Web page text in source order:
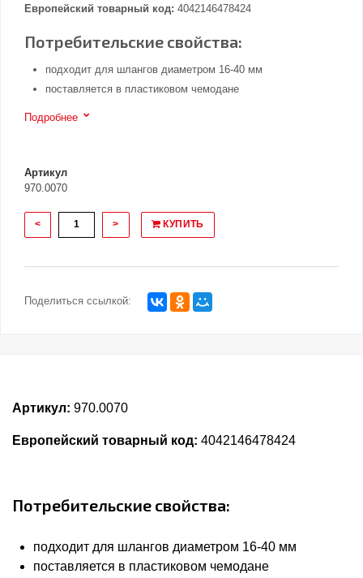
Европейский товарный код: 4042146478424
Потребительские свойства:
подходит для шлангов диаметром 16-40 мм
поставляется в пластиковом чемодане
Подробнее
Артикул
970.0070
< > КУПИТЬ
Поделиться ссылкой:
Артикул: 970.0070
Европейский товарный код: 4042146478424
Потребительские свойства:
подходит для шлангов диаметром 16-40 мм
поставляется в пластиковом чемодане